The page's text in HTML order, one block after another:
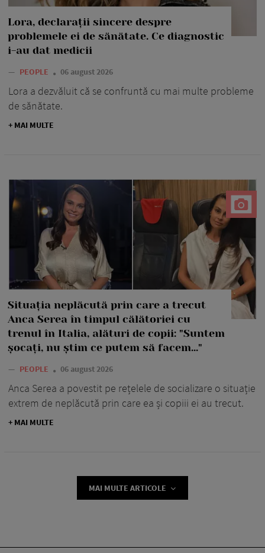
Lora, declarații sincere despre
problemele ei de sănătate. Ce diagnostic
i-au dat medicii
— PEOPLE 06 august 2026
Lora a dezvăluit că se confruntă cu mai multe probleme
de sănătate.
+ MAI MULTE
Situația neplăcută prin care a trecut
Anca Serea în timpul călătoriei cu
trenul în Italia, alături de copii: "Suntem
șocați, nu știm ce putem să facem..."
— PEOPLE 06 august 2026
Anca Serea a povestit pe rețelele de socializare o situație
extrem de neplăcută prin care ea și copiii ei au trecut.
+ MAI MULTE
MAI MULTE ARTICOLE